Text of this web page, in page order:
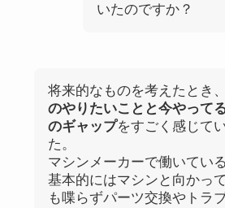
いたのですか？
将来的なものを考えたとき、
のやりたいことと今やって
のギャップをすごく感じて
た。
マシンメーカーで働いている
基本的にはマシンと向かっ
も喋らずパーツ交換やトラ